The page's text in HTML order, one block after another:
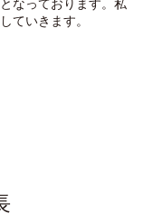
なっております。私
ていきます。